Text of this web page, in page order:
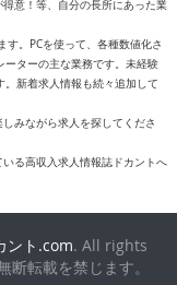
意！等、自分の長所にあった業
す。PCを使って、各種数値化さ
ーターの主な業務です。未経験
新着求人情報も続々追加して
みながら求人を探してくださ
る高収入求人情報誌ドカントへ
ント.com. All rights
転載を禁じます。